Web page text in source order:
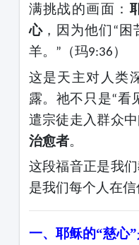
满挑战的画面：
心，因为他们 “ 困
羊。
” （玛9:36 ）
这是天主对人类
露。祂不只是“看
遣宗徒走入群众
治愈者。
这段福音正是我
是我们每个人在信
一、耶稣的“慈心